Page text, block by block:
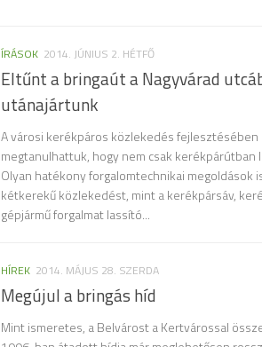
ÍRÁSOK 2014. JÚNIUS 2. HÉTFŐ
Eltűnt a bringaút a Nagyvárad
utánajártunk
A városi kerékpáros közlekedés
megtanulhattuk, hogy nem csak kerékpárútban
Olyan hatékony forgalomtechnikai megoldások
kétkerekű közlekedést, mint a kerékpársáv,
gépjármű forgalmat lassító...
HÍREK 2014. MÁJUS 28. SZERDA
Megújul a bringás híd
Mint ismeretes, a Belvárost a Kertvárossal